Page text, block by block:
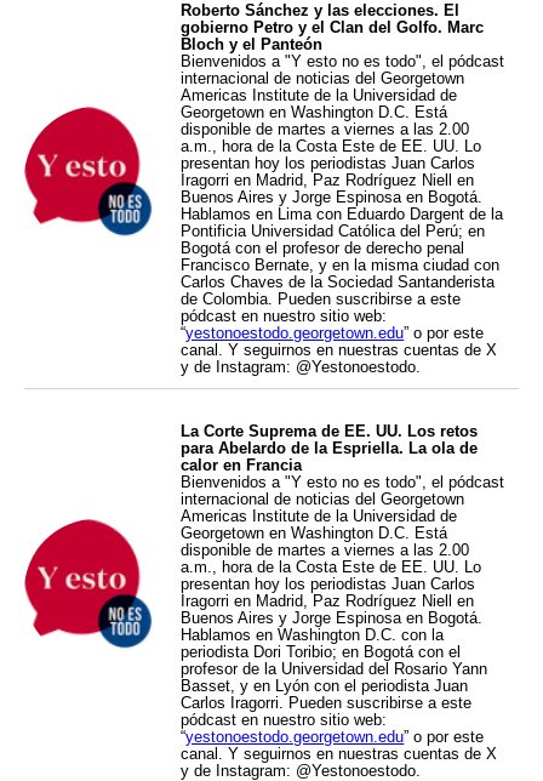
Roberto Sánchez y las elecciones. El
gobierno Petro y el Clan del Golfo. Marc
Bloch y el Panteón
Bienvenidos a "Y esto no es todo", el pódcast
internacional de noticias del Georgetown
Americas Institute de la Universidad de
Georgetown en Washington D.C. Está
disponible de martes a viernes a las 2.00
a.m., hora de la Costa Este de EE. UU. Lo
presentan hoy los periodistas Juan Carlos
Iragorri en Madrid, Paz Rodríguez Niell en
Buenos Aires y Jorge Espinosa en Bogotá.
Hablamos en Lima con Eduardo Dargent de la
Pontificia Universidad Católica del Perú; en
Bogotá con el profesor de derecho penal
Francisco Bernate, y en la misma ciudad con
Carlos Chaves de la Sociedad Santanderista
de Colombia. Pueden suscribirse a este
pódcast en nuestro sitio web:
“yestonoestodo.georgetown.edu” o por este
canal. Y seguirnos en nuestras cuentas de X
y de Instagram: @Yestonoestodo.
La Corte Suprema de EE. UU. Los retos
para Abelardo de la Espriella. La ola de
calor en Francia
Bienvenidos a "Y esto no es todo", el pódcast
internacional de noticias del Georgetown
Americas Institute de la Universidad de
Georgetown en Washington D.C. Está
disponible de martes a viernes a las 2.00
a.m., hora de la Costa Este de EE. UU. Lo
presentan hoy los periodistas Juan Carlos
Iragorri en Madrid, Paz Rodríguez Niell en
Buenos Aires y Jorge Espinosa en Bogotá.
Hablamos en Washington D.C. con la
periodista Dori Toribio; en Bogotá con el
profesor de la Universidad del Rosario Yann
Basset, y en Lyón con el periodista Juan
Carlos Iragorri. Pueden suscribirse a este
pódcast en nuestro sitio web:
“yestonoestodo.georgetown.edu” o por este
canal. Y seguirnos en nuestras cuentas de X
y de Instagram: @Yestonoestodo.